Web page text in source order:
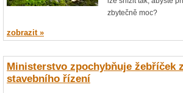
zbytečně moc?
zobrazit »
Ministerstvo zpochybňuje žebříček
stavebního řízení